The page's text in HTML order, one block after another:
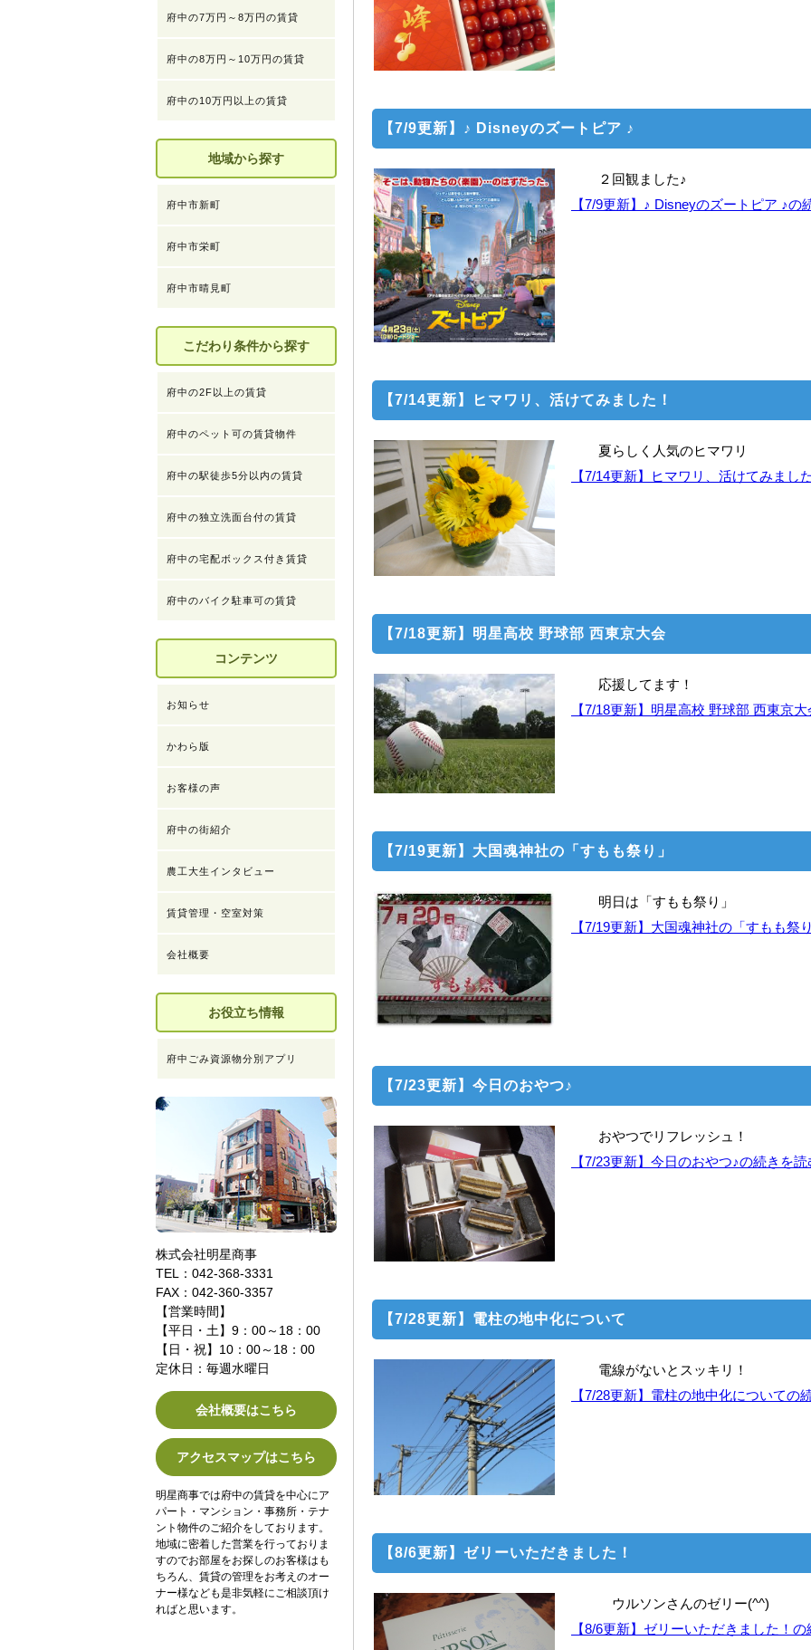
【7/9更新】♪ Disneyのズートピア ♪
２回観ました♪
【7/9更新】♪ Disneyのズートピア ♪の
【7/14更新】ヒマワリ、活けてみました！
夏らしく人気のヒマワリ
【7/14更新】ヒマワリ、活けてみまし
【7/18更新】明星高校 野球部 西東京大会
応援してます！
【7/18更新】明星高校 野球部 西東京
【7/19更新】大国魂神社の「すもも祭り」
明日は「すもも祭り」
【7/19更新】大国魂神社の「すもも祭
【7/23更新】今日のおやつ♪
おやつでリフレッシュ！
【7/23更新】今日のおやつ♪の続きを読
【7/28更新】電柱の地中化について
電線がないとスッキリ！
【7/28更新】電柱の地中化についての
【8/6更新】ゼリーいただきました！
ウルソンさんのゼリー(^^)
【8/6更新】ゼリーいただきました！
府中の7万円～8万円の賃貸
府中の8万円～10万円の賃貸
府中の10万円以上の賃貸
地域から探す
府中市新町
府中市栄町
府中市晴見町
こだわり条件から探す
府中の2F以上の賃貸
府中のペット可の賃貸物件
府中の駅徒歩5分以内の賃貸
府中の独立洗面台付の賃貸
府中の宅配ボックス付き賃貸
府中のバイク駐車可の賃貸
コンテンツ
お知らせ
かわら版
お客様の声
府中の街紹介
農工大生インタビュー
賃貸管理・空室対策
会社概要
お役立ち情報
府中ごみ資源物分別アプリ
株式会社明星商事
TEL：042-368-3331
FAX：042-360-3357
【営業時間】
【平日・土】9：00～18：00
【日・祝】10：00～18：00
定休日：毎週水曜日
会社概要はこちら
アクセスマップはこちら
明星商事では府中の賃貸を中心にア
パート・マンション・事務所・テナ
ント物件のご紹介をしております。
地域に密着した営業を行っておりま
すのでお部屋をお探しのお客様はも
ちろん、賃貸の管理をお考えのオー
ナー様なども是非気軽にご相談頂け
ればと思います。